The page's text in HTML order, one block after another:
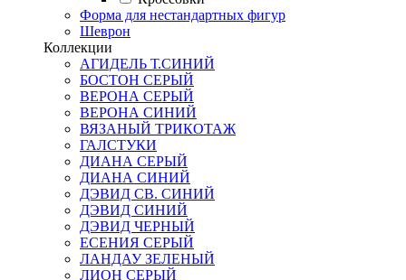
Форма для нестандартных фигур
Шеврон
Коллекции
АГИДЕЛЬ Т.СИНИЙ
БОСТОН СЕРЫЙ
ВЕРОНА СЕРЫЙ
ВЕРОНА СИНИЙ
ВЯЗАНЫЙ ТРИКОТАЖ
ГАЛСТУКИ
ДИАНА СЕРЫЙ
ДИАНА СИНИЙ
ДЭВИД СВ. СИНИЙ
ДЭВИД СИНИЙ
ДЭВИД ЧЕРНЫЙ
ЕСЕНИЯ СЕРЫЙ
ЛАНДАУ ЗЕЛЕНЫЙ
ЛИОН СЕРЫЙ